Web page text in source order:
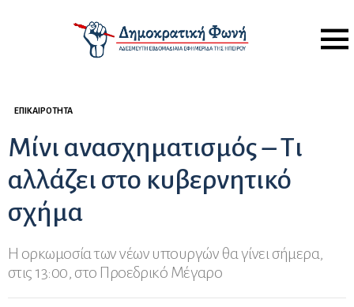
Menu
ΕΠΙΚΑΙΡΌΤΗΤΑ
Μίνι ανασχηματισμός – Τι
αλλάζει στο κυβερνητικό
σχήμα
Η ορκωμοσία των νέων υπουργών θα γίνει σήμερα,
στις 13:00, στο Προεδρικό Μέγαρο